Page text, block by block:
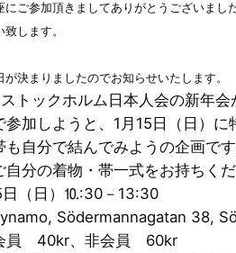
ご参加頂きましてありがとうございました
します。
決まりましたのでお知らせいたします。
トックホルム日本人会の新年会
加しようと、1月15日（日）
自分で結んでみようの企画です
分の着物・帯一式をお持ちくだ
日（日）⒑:30－13:30
Södermannagatan 38,
会員 40kr、非会員 60kr